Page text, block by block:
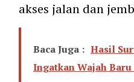
akses jalan dan
Baca Juga : Hasil
Ingatkan Wajah